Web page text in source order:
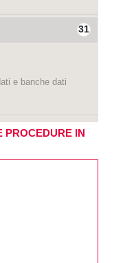
31
e banche dati
PROCEDURE IN